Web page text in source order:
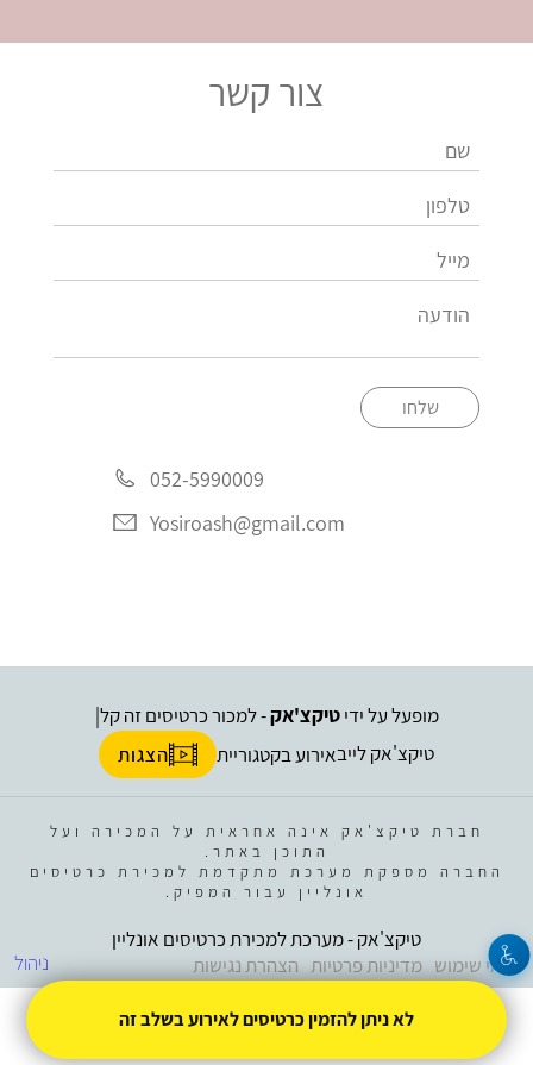
צור קשר
שלחו
052-5990009
Yosiroash@gmail.com
מופעל על ידיטיקצ'אק- למכור כרטיסים זה קל
טיקצ'אק לייבאירוע בקטגוריית הצגות
חברת טיקצ'אק אינה אחראית על המכירה ועל
התוכן באתר.
החברה מספקת מערכת מתקדמת למכירת כרטיסים
אונליין עבור המפיק.
ניהול
טיקצ'אק - מערכת למכירת כרטיסים אונליין
תנאי שימוש מדיניות פרטיות הצהרת נגישות
לא ניתן להזמין כרטיסים לאירוע בשלב זה